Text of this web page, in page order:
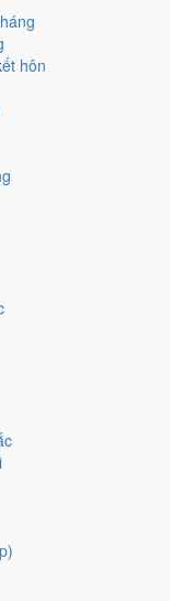
hôn
hay xấu
nên điểm từng việc